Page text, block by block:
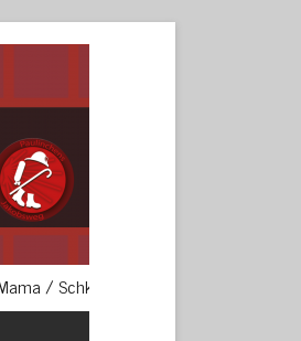
/ Schkeuditz / 25€ Ich bin Pate